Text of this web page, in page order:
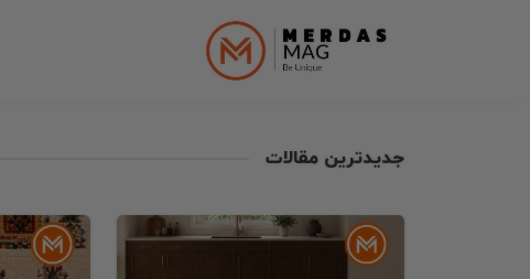
جدیدترین مقالات